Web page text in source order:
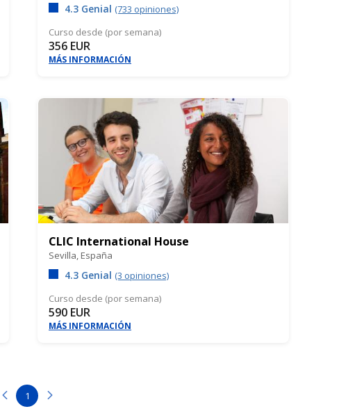
4.3 Genial (733 opiniones)
Curso desde (por semana)
356 EUR
MÁS INFORMACIÓN
CLIC International House
Sevilla, España
4.3 Genial (3 opiniones)
Curso desde (por semana)
590 EUR
MÁS INFORMACIÓN
1